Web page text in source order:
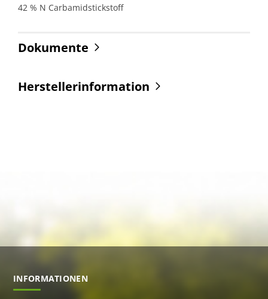
42 % N Carbamidstickstoff
Dokumente
Herstellerinformation
INFORMATIONEN